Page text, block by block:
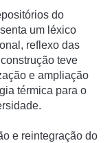
do
um léxico
reflexo das
teve
e ampliação
térmica para o
e reintegração do